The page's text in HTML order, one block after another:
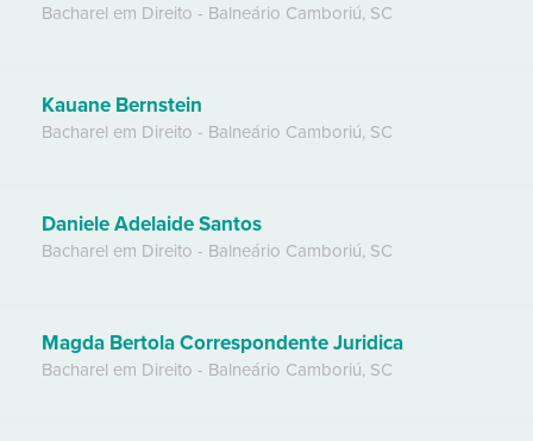
Bacharel em Direito - Balneário Camboriú, SC
Kauane Bernstein
Bacharel em Direito - Balneário Camboriú, SC
Daniele Adelaide Santos
Bacharel em Direito - Balneário Camboriú, SC
Magda Bertola Correspondente Juridica
Bacharel em Direito - Balneário Camboriú, SC